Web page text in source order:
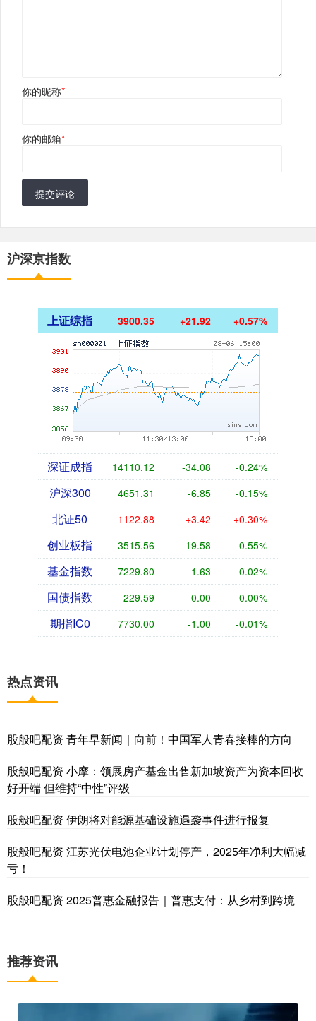
你的昵称*
你的邮箱*
提交评论
沪深京指数
上证综指 3900.35 +21.92 +0.57%
深证成指 14110.12 -34.08 -0.24%
沪深300 4651.31 -6.85 -0.15%
北证50 1122.88 +3.42 +0.30%
创业板指 3515.56 -19.58 -0.55%
基金指数 7229.80 -1.63 -0.02%
国债指数 229.59 -0.00 0.00%
期指IC0 7730.00 -1.00 -0.01%
热点资讯
股般吧配资 青年早新闻｜向前！中国军人青春接棒的方向
股般吧配资 小摩：领展房产基金出售新加坡资产为资本回收
好开端 但维持“中性”评级
股般吧配资 伊朗将对能源基础设施遇袭事件进行报复
股般吧配资 江苏光伏电池企业计划停产，2025年净利大幅减
亏！
股般吧配资 2025普惠金融报告｜普惠支付：从乡村到跨境
推荐资讯